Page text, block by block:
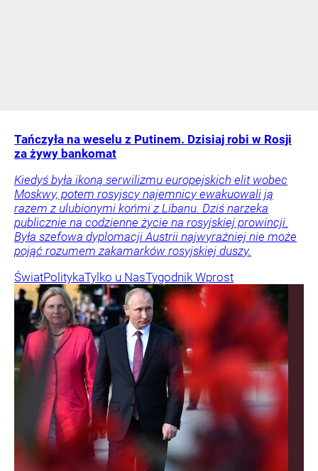
Tańczyła na weselu z Putinem. Dzisiaj robi w Rosji
za żywy bankomat
Kiedyś była ikoną serwilizmu europejskich elit wobec
Moskwy, potem rosyjscy najemnicy ewakuowali ją
razem z ulubionymi końmi z Libanu. Dziś narzeka
publicznie na codzienne życie na rosyjskiej prowincji.
Była szefowa dyplomacji Austrii najwyraźniej nie może
pojąć rozumem zakamarków rosyjskiej duszy.
ŚwiatPolitykaTylko u NasTygodnik Wprost